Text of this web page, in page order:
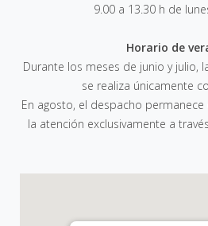
9.00 a 13.30 h de
Horario de
Durante los meses de junio y julio,
se realiza únicamente
En agosto, el despacho
la atención exclusivamente a